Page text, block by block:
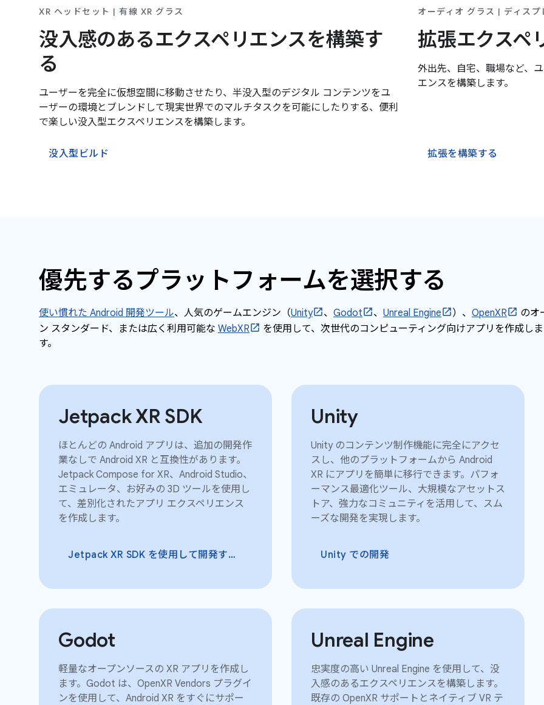
XR ヘッドセット | 有線 XR グラス
没入感のあるエクスペリエンスを構築す
る
ユーザーを完全に仮想空間に移動させたり、半没入型のデジタル コンテンツをユ
ーザーの環境とブレンドして現実世界でのマルチタスクを可能にしたりする、便利
で楽しい没入型エクスペリエンスを構築します。
没入型ビルド
オーディオ グラス | ディス
拡張エクスペ
外出先、自宅、職場など、
エンスを構築します。
拡張を構築する
優先するプラットフォームを選択する
使い慣れた Android 開発ツール、人気のゲームエンジン（Unity 、 Godot 、 Unreal Engine ）、 OpenXR
のオ
ン スタンダード、または広く利用可能な WebXR
を使用して、次世代のコンピューティング向けアプリを作成しま
す。
Jetpack XR SDK
ほとんどの Android アプリは、追加の開発作
業なしで Android XR と互換性があります。
Jetpack Compose for XR、Android Studio、
エミュレータ、お好みの 3D ツールを使用し
て、差別化されたアプリ エクスペリエンス
を作成します。
Jetpack XR SDK を使用して開発する
Unity
Unity のコンテンツ制作機能に完全にアクセ
スし、他のプラットフォームから Android
XR にアプリを簡単に移行できます。パフォ
ーマンス最適化ツール、大規模なアセットス
トア、強力なコミュニティを活用して、スム
ーズな開発を実現します。
Unity での開発
Godot
軽量なオープンソースの XR アプリを作成し
ます。Godot は、OpenXR Vendors プラグイ
ンを使用して、Android XR をすぐにサポー
Unreal Engine
忠実度の高い Unreal Engine を使用して、没
入感のあるエクスペリエンスを構築します。
既存の OpenXR サポートとネイティブ VR テ